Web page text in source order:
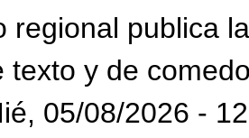
regional publica
texto y de
05/08/2026 -